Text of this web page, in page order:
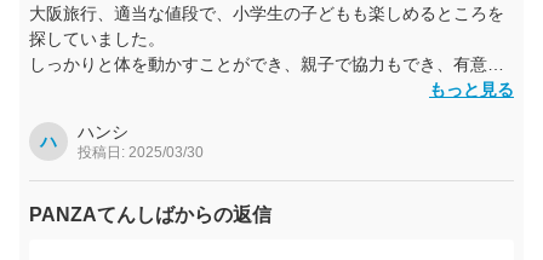
大阪旅行、適当な値段で、小学生の子どもも楽しめるところを
探していました。
しっかりと体を動かすことができ、親子で協力もでき、有意義
もっと見る
ハ ハンシ
投稿日: 2025/03/30
PANZAてんしばからの返信